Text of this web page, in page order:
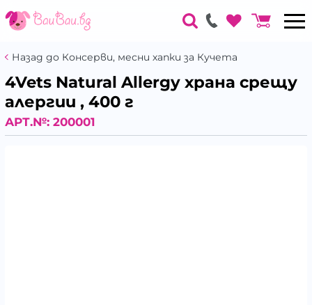
Назад до Консерви, месни хапки за Кучета
4Vets Natural Allergy храна срещу
алергии , 400 г
АРТ.№: 200001